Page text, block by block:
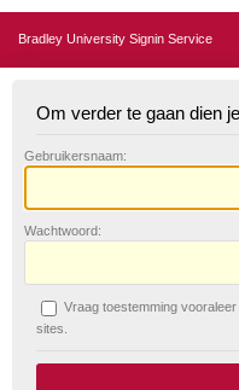
Bradley University Signin Service
Om verder te gaan dien
Gebruikersnaam:
Wachtwoord:
Vraag toestemming
sites.